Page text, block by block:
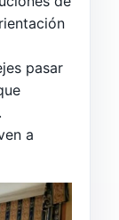
pasar
a